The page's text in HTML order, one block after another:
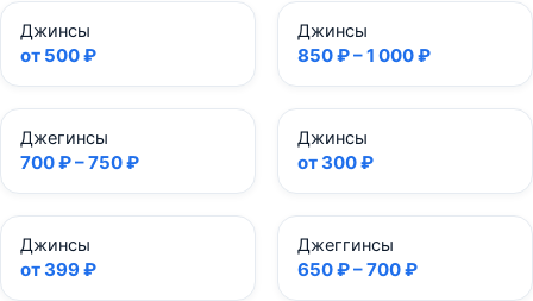
Джинсы
от 500 ₽
Джинсы
850 ₽ – 1 000 ₽
Джегинсы
700 ₽ – 750 ₽
Джинсы
от 300 ₽
Джинсы
от 399 ₽
Джеггинсы
650 ₽ – 700 ₽